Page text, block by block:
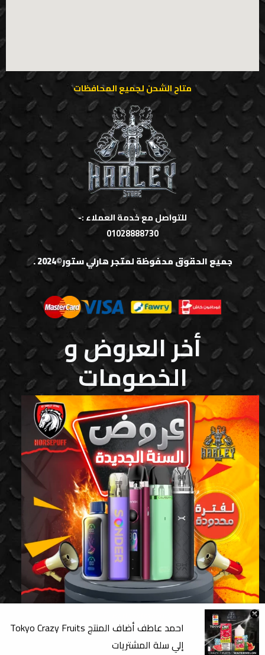
متاح الشحن لجميع المحافظات
للتواصل مع خدمة العملاء :-
01028888730
جميع الحقوق محفوظة لمتجر هارلي ستور©2024 .
أخر العروض و
الخصومات
احمد عاطفأضاف المنتجTokyo Crazy Fruits
إلي سلة المشتريات